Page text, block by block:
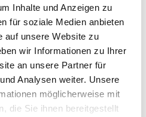
Inhalte und Anzeigen zu
für soziale Medien anbieten
auf unsere Website zu
wir Informationen zu Ihrer
an unsere Partner für
Analysen weiter. Unsere
möglicherweise mit
die Sie ihnen bereitgestellt
ob es angesichts
noch zeitgemäß ist,
nachhaltigen Portfolien
auch um Atomkraft und
Ein Argument für
sie als Ersatz für fossile
CO 2-Emissionen zu